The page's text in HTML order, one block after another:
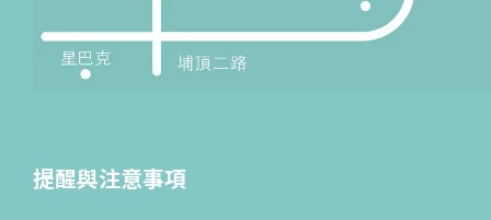
提醒與注意事項